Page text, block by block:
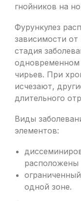
гнойников на
Фурункулез
зависимости от
стадия
одновременном
чирьев. При
исчезают,
длительного
Виды
элементов:
расположены
одной зоне.